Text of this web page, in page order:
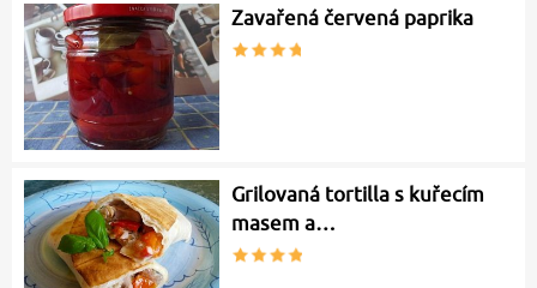
Zavařená červená paprika
Grilovaná tortilla s kuřecím
masem a…